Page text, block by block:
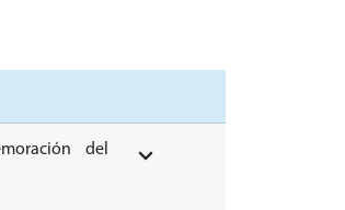
del